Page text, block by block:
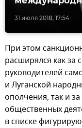
31 июля 2018, 17:54
При этом
расширялся как за
руководителей
и Луганской
ополчения, так и
общественных
в списке